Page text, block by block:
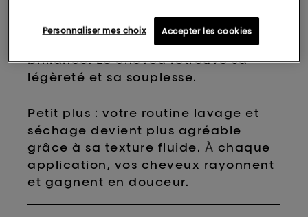
Shampoing Silver de L'Oréal
Professionnel offre plus de
brillance. Le cheveu retrouve sa
légèreté et sa souplesse.
Petit plus : votre routine lavage et
séchage devient plus agréable
grâce à sa texture fluide. À chaque
application, vos cheveux rayonnent
et gagnent en douceur.
Accepter les cookies
Personnaliser mes choix